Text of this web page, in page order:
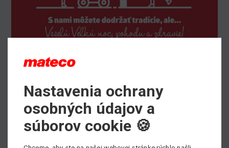
Prajeme krásnu Veľkú noc
Vážení zákazníci a obchodní partneri,
prajeme Vám krásnu Veľkú noc - hlavne v bezpečnej
Nastavenia ochrany
osobných údajov a
súborov cookie 🍪